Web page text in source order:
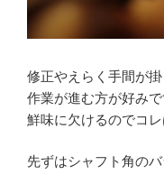
修正やえらく手間が
作業が進む方が好み
鮮味に欠けるのでコレ
先ずはシャフト角の